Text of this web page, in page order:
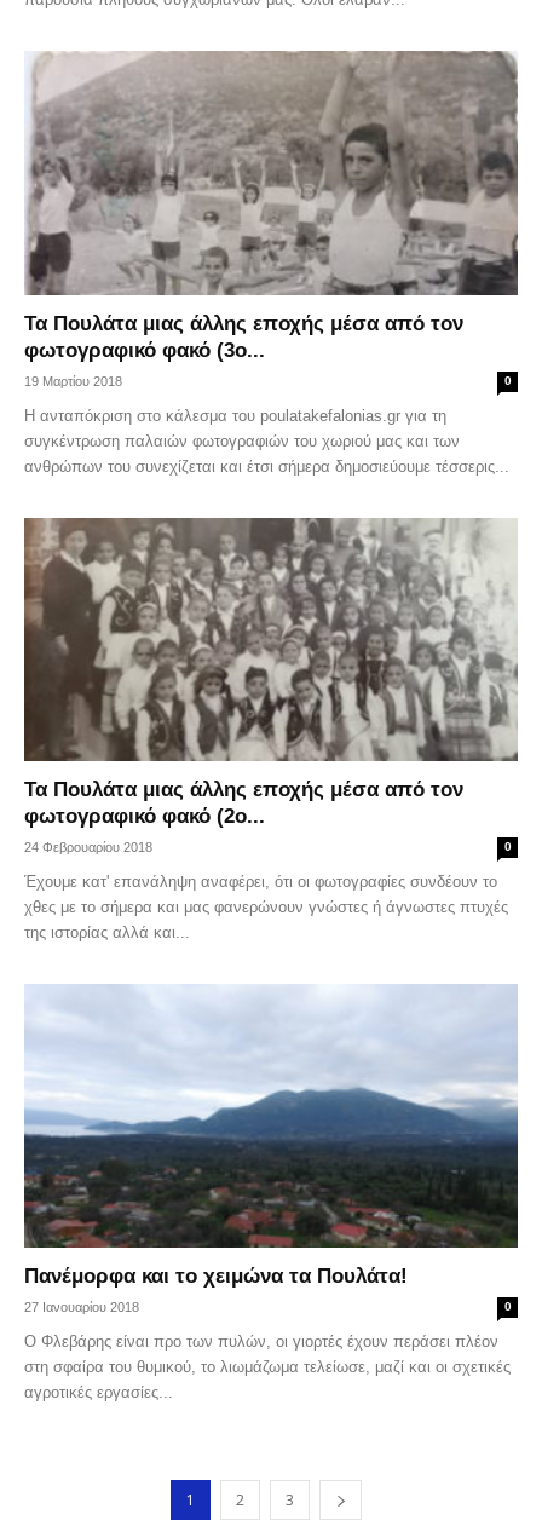
Τα Πουλάτα μιας άλλης εποχής μέσα από τον
φωτογραφικό φακό (3ο...
19 Μαρτίου 2018 0
Η ανταπόκριση στο κάλεσμα του poulatakefalonias.gr για τη
συγκέντρωση παλαιών φωτογραφιών του χωριού μας και των
ανθρώπων του συνεχίζεται και έτσι σήμερα δημοσιεύουμε τέσσερις...
Τα Πουλάτα μιας άλλης εποχής μέσα από τον
φωτογραφικό φακό (2ο...
24 Φεβρουαρίου 2018 0
Έχουμε κατ' επανάληψη αναφέρει, ότι οι φωτογραφίες συνδέουν το
χθες με το σήμερα και μας φανερώνουν γνώστες ή άγνωστες πτυχές
της ιστορίας αλλά και...
Πανέμορφα και το χειμώνα τα Πουλάτα!
27 Ιανουαρίου 2018 0
Ο Φλεβάρης είναι προ των πυλών, οι γιορτές έχουν περάσει πλέον
στη σφαίρα του θυμικού, το λιωμάζωμα τελείωσε, μαζί και οι σχετικές
αγροτικές εργασίες...
1 2 3